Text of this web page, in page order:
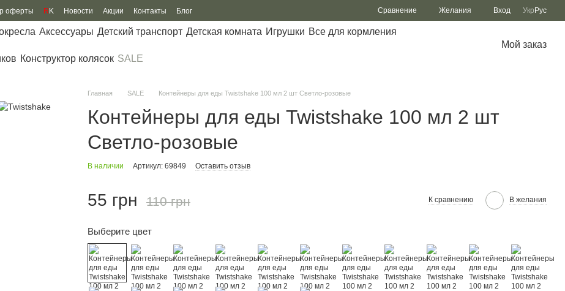
оферты R K Новости Акции Контакты Блог Сравнение Желания Вход Укр Рус
Аксессуары Детский транспорт Детская комната Игрушки Все для кормления
Конструктор колясок SALE
Мой заказ
Главная SALE Контейнеры для еды Twistshake 100 мл 2 шт Светло-розовые
Контейнеры для еды Twistshake 100 мл 2 шт
Светло-розовые
В наличии Артикул: 69849 Оставить отзыв
55 грн 110 грн К сравнению В желания
Выберите цвет